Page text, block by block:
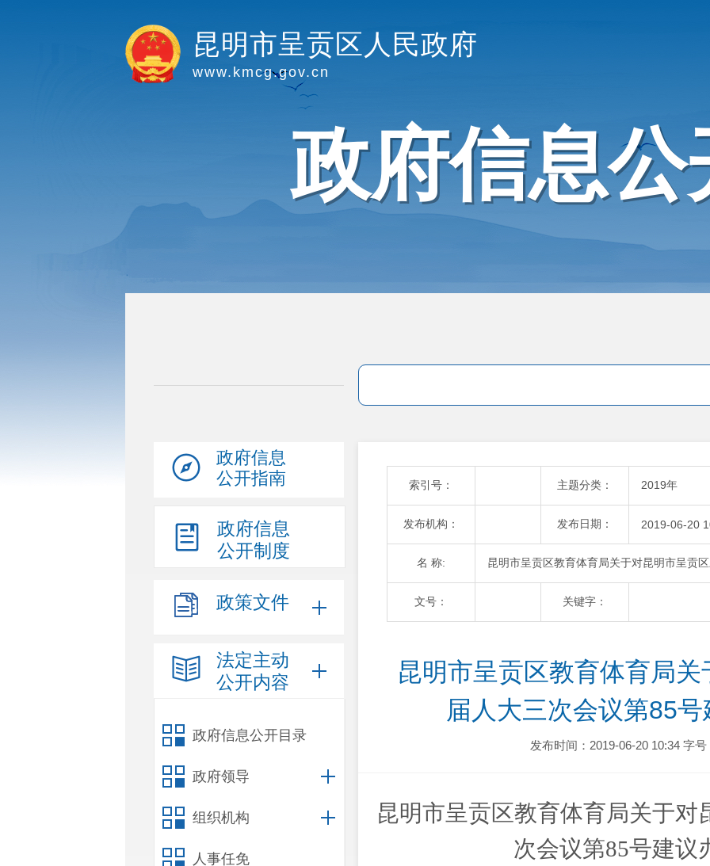
昆明市呈贡区人民政府
www.kmcg.gov.cn
政府信息公
政府信息
公开指南
政府信息
公开制度
政策文件
法定主动
公开内容
政府信息公开目录
政府领导
组织机构
人事任免
索引号： 主题分类： 2019年
发布机构： 发布日期： 2019-06-20
名 称: 昆明市呈贡区教育体育局关于对昆明市呈贡
文号： 关键字：
昆明市呈贡区教育体育局
届人大三次会议第85
发布时间：2019-06-20 10:34 字号
昆明市呈贡区教育体育局关于对
次会议第85号建议